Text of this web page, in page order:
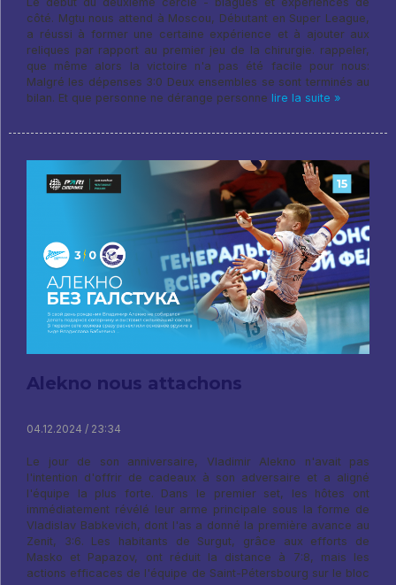
côté. Mgtu nous attend à Moscou, Débutant en Super League,
a réussi à former une certaine expérience et à ajouter aux
reliques par rapport au premier jeu de la chirurgie. rappeler,
que même alors la victoire n'a pas été facile pour nous:
Malgré les dépenses 3:0 Deux ensembles se sont terminés au
bilan. Et que personne ne dérange personne lire la suite »
Alekno nous attachons
04.12.2024 / 23:34
Le jour de son anniversaire, Vladimir Alekno n'avait pas
l'intention d'offrir de cadeaux à son adversaire et a aligné
l'équipe la plus forte. Dans le premier set, les hôtes ont
immédiatement révélé leur arme principale sous la forme de
Vladislav Babkevich, dont l'as a donné la première avance au
Zenit, 3:6. Les habitants de Surgut, grâce aux efforts de
Masko et Papazov, ont réduit la distance à 7:8, mais les
actions efficaces de l'équipe de Saint-Pétersbourg sur le bloc